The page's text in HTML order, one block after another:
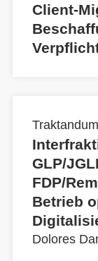
Client-
GLP/
FDP/
Betrieb
Dolores